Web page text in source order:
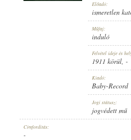
1911 KÖRÜL
Előadó:
ismeretlen
Műfaj:
induló
Felvétel ideje és
1911 körül, -
Kiadó:
Baby-Record
Jogi státusz:
jogvédett mű
Címfordítás:
-